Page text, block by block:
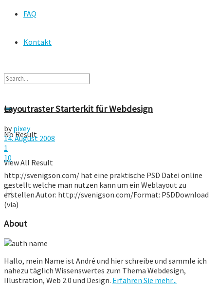
FAQ
Kontakt
No Result
View All Result
Layoutraster Starterkit für Webdesign
by pixey
14. August 2008
1
10
http://svenigson.com/ hat eine praktische PSD Datei online
gestellt welche man nutzen kann um ein Weblayout zu
erstellen.Autor: http://svenigson.com/Format: PSDDownload
(via)
About
Hallo, mein Name ist André und hier schreibe und sammle ich
nahezu täglich Wissenswertes zum Thema Webdesign,
Illustration, Web 2.0 und Design. Erfahren Sie mehr...